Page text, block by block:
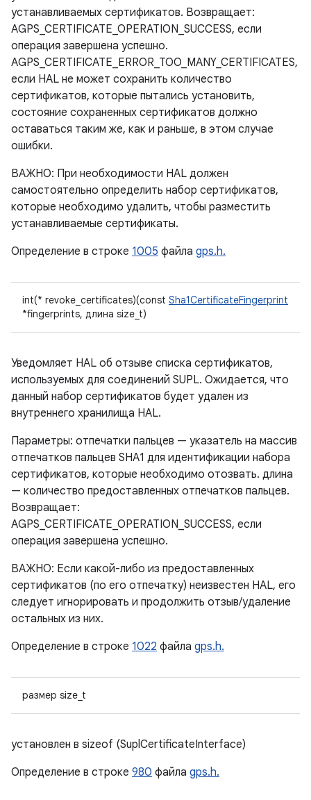
устанавливаемых сертификатов. Возвращает:
AGPS_CERTIFICATE_OPERATION_SUCCESS, если
операция завершена успешно.
AGPS_CERTIFICATE_ERROR_TOO_MANY_CERTIFICATES,
если HAL не может сохранить количество
сертификатов, которые пытались установить,
состояние сохраненных сертификатов должно
оставаться таким же, как и раньше, в этом случае
ошибки.
ВАЖНО: При необходимости HAL должен
самостоятельно определить набор сертификатов,
которые необходимо удалить, чтобы разместить
устанавливаемые сертификаты.
Определение в строке 1005 файла gps.h.
int(* revoke_certificates)(const Sha1CertificateFingerprint
*fingerprints, длина size_t)
Уведомляет HAL об отзыве списка сертификатов,
используемых для соединений SUPL. Ожидается, что
данный набор сертификатов будет удален из
внутреннего хранилища HAL.
Параметры: отпечатки пальцев — указатель на массив
отпечатков пальцев SHA1 для идентификации набора
сертификатов, которые необходимо отозвать. длина
— количество предоставленных отпечатков пальцев.
Возвращает:
AGPS_CERTIFICATE_OPERATION_SUCCESS, если
операция завершена успешно.
ВАЖНО: Если какой-либо из предоставленных
сертификатов (по его отпечатку) неизвестен HAL, его
следует игнорировать и продолжить отзыв/удаление
остальных из них.
Определение в строке 1022 файла gps.h.
размер size_t
установлен в sizeof (SuplCertificateInterface)
Определение в строке 980 файла gps.h.